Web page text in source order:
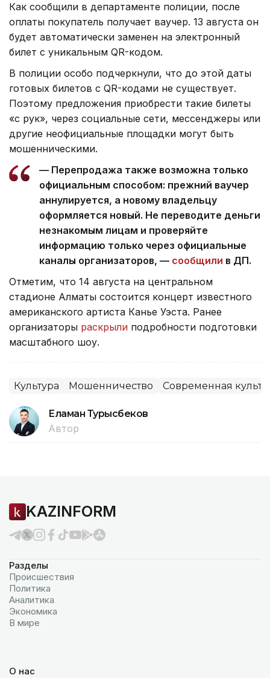
Как сообщили в департаменте полиции, после
оплаты покупатель получает ваучер. 13 августа он
будет автоматически заменен на электронный
билет с уникальным QR-кодом.
В полиции особо подчеркнули, что до этой даты
готовых билетов с QR-кодами не существует.
Поэтому предложения приобрести такие билеты
«с рук», через социальные сети, мессенджеры или
другие неофициальные площадки могут быть
мошенническими.
— Перепродажа также возможна только
официальным способом: прежний ваучер
аннулируется, а новому владельцу
оформляется новый. Не переводите деньги
незнакомым лицам и проверяйте
информацию только через официальные
каналы организаторов, — сообщили в ДП.
Отметим, что 14 августа на центральном
стадионе Алматы состоится концерт известного
американского артиста Канье Уэста. Ранее
организаторы раскрыли подробности подготовки
масштабного шоу.
Культура Мошенничество Современная
Еламан Турысбеков
Автор
KAZINFORM
Разделы
Происшествия
Политика
Аналитика
Экономика
В мире
О нас